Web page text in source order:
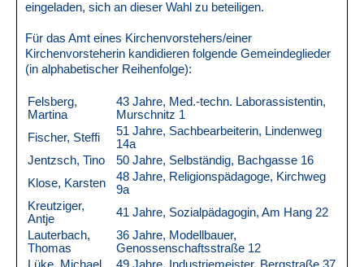
eingeladen, sich an dieser Wahl zu beteiligen.
Für das Amt eines Kirchenvorstehers/einer
Kirchenvorsteherin kandidieren folgende Gemeindeglieder
(in alphabetischer Reihenfolge):
Felsberg,
Martina
43 Jahre, Med.-techn. Laborassistentin,
Murschnitz 1
Fischer, Steffi
51 Jahre, Sachbearbeiterin, Lindenweg
14a
Jentzsch, Tino
50 Jahre, Selbständig, Bachgasse 16
Klose, Karsten
48 Jahre, Religionspädagoge, Kirchweg
9a
Kreutziger,
Antje
41 Jahre, Sozialpädagogin, Am Hang 22
Lauterbach,
Thomas
36 Jahre, Modellbauer,
Genossenschaftsstraße 12